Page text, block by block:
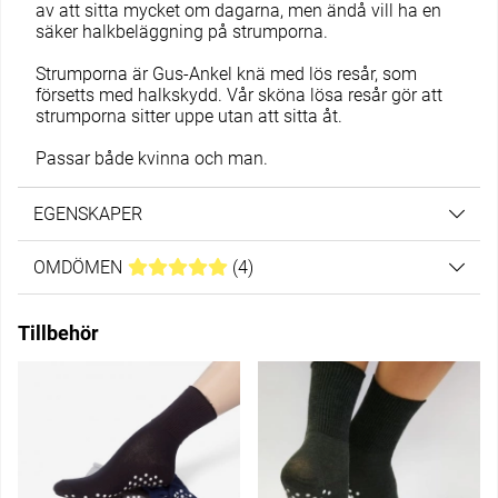
av att sitta mycket om dagarna, men ändå vill ha en
säker halkbeläggning på strumporna.
Strumporna är Gus-Ankel knä med lös resår, som
försetts med halkskydd. Vår sköna lösa resår gör att
strumporna sitter uppe utan att sitta åt.
Passar både kvinna och man.
EGENSKAPER
OMDÖMEN MEDELBETYG 5 AV 5 ANTAL BETYG 4
(4)
Tillbehör